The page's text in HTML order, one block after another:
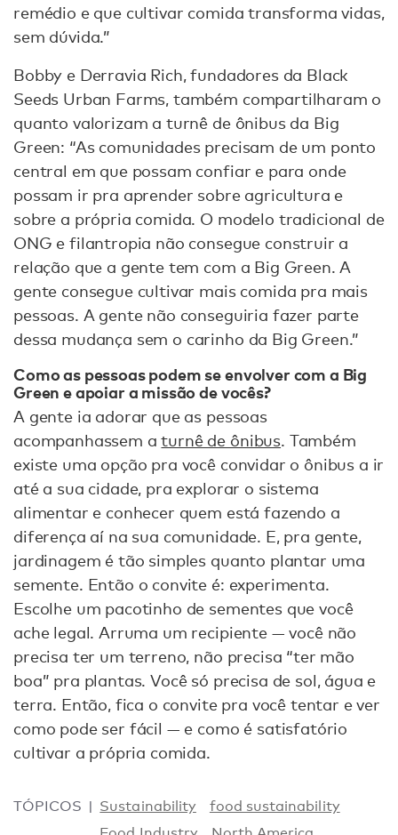
remédio e que cultivar comida transforma vidas,
sem dúvida.”
Bobby e Derravia Rich, fundadores da Black
Seeds Urban Farms, também compartilharam o
quanto valorizam a turnê de ônibus da Big
Green: “As comunidades precisam de um ponto
central em que possam confiar e para onde
possam ir pra aprender sobre agricultura e
sobre a própria comida. O modelo tradicional de
ONG e filantropia não consegue construir a
relação que a gente tem com a Big Green. A
gente consegue cultivar mais comida pra mais
pessoas. A gente não conseguiria fazer parte
dessa mudança sem o carinho da Big Green.”
Como as pessoas podem se envolver com a Big
Green e apoiar a missão de vocês?
A gente ia adorar que as pessoas
acompanhassem aturnê de ônibus. Também
existe uma opção pra você convidar o ônibus a ir
até a sua cidade, pra explorar o sistema
alimentar e conhecer quem está fazendo a
diferença aí na sua comunidade. E, pra gente,
jardinagem é tão simples quanto plantar uma
semente. Então o convite é: experimenta.
Escolhe um pacotinho de sementes que você
ache legal. Arruma um recipiente — você não
precisa ter um terreno, não precisa “ter mão
boa” pra plantas. Você só precisa de sol, água e
terra. Então, fica o convite pra você tentar e ver
como pode ser fácil — e como é satisfatório
cultivar a própria comida.
TÓPICOS Sustainability
food sustainability